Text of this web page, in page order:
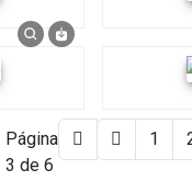
Página
3 de 6
1